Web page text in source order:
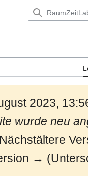
2023,
wurde neu
→